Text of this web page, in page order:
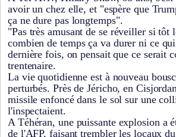
avoir un chez elle, et "espère que
ça ne dure pas longtemps".
"Pas très amusant de se réveiller si
combien de temps ça va durer ni ce
dernière fois, on pensait que ce serait
trentenaire.
La vie quotidienne est à nouveau
perturbés. Près de Jéricho, en
missile enfoncé dans le sol sur une
l'inspectaient.
A Téhéran, une puissante explosion a
de l'AFP, faisant trembler les locaux